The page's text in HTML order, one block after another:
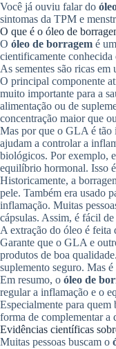
Você já ouviu falar do
sintomas da TPM e
O que é o óleo de
O óleo de borragem é
cientificamente conhecida
As sementes são ricas
O principal componente
muito importante para a
alimentação ou de
concentração maior que
Mas por que o GLA é tão
ajudam a controlar a
biológicos. Por exemplo,
equilíbrio hormonal. Isso
Historicamente, a
pele. Também era usado
inflamação. Muitas
cápsulas. Assim, é fácil
A extração do óleo é feita
Garante que o GLA e
produtos de boa
suplemento seguro. Mas
Em resumo, o óleo de
regular a inflamação e o
Especialmente para
forma de complementar a
Evidências científicas
Muitas pessoas buscam o